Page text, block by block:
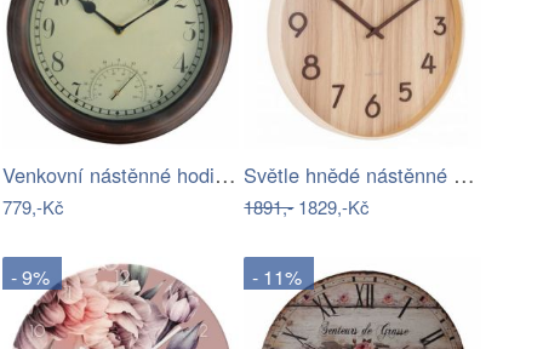
Venkovní nástěnné hodiny s teploměrem…
779,-Kč
Světle hnědé nástěnné hodiny z lipového…
1891,-1829,-Kč
- 9% - 11%